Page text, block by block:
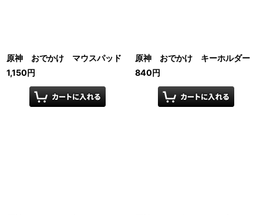
原神 おでかけ マウスパッド
1,150円
原神 おでかけ キーホルダー
840円